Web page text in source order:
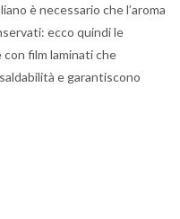
è necessario che l’aroma
ecco quindi le
film laminati che
e garantiscono